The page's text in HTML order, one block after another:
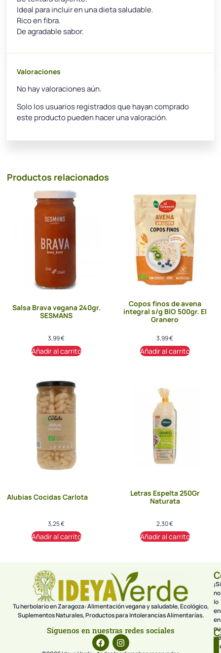
Ideal para incluir en una dieta saludable.
Rico en fibra.
De agradable sabor.
Valoraciones
No hay valoraciones aún.
Solo los usuarios registrados que hayan comprado
este producto pueden hacer una valoración.
Productos relacionados
Salsa Brava vegana 240gr.
SESMANS
3,99€
Añadir al carrito
Copos finos de avena
integral s/g BIO 500gr. El
Granero
3,99€
Añadir al carrito
Alubias Cocidas Carlota
3,25€
Añadir al carrito
Letras Espelta 250Gr
Naturata
2,30€
Añadir al carrito
Tu herbolario en Zaragoza: Alimentación vegana y saludable, Ecológico,
Suplementos Naturales, Productos para Intolerancias Alimentarías.
Síguenos en nuestras redes sociales
¡Si
no
lo
en